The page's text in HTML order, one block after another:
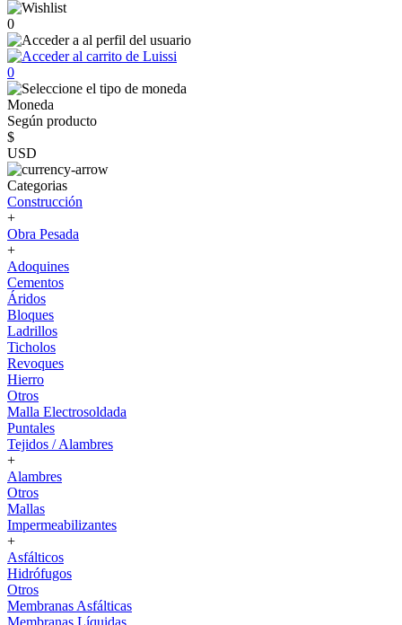
0
0
Moneda
Según producto
$
USD
Categorias
Construcción
+
Obra Pesada
+
Adoquines
Cementos
Áridos
Bloques
Ladrillos
Ticholos
Revoques
Hierro
Otros
Malla Electrosoldada
Puntales
Tejidos / Alambres
+
Alambres
Otros
Mallas
Impermeabilizantes
+
Asfálticos
Hidrófugos
Otros
Membranas Asfálticas
Membranas Líquidas